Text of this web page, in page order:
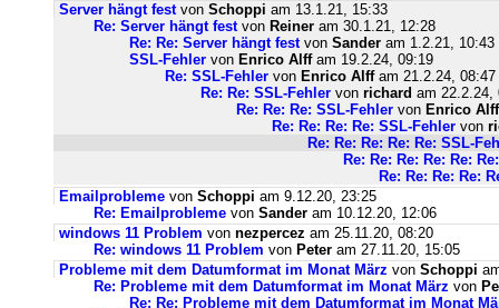
Server hängt festvon Schoppi am 13.1.21, 15:33
Re: Server hängt festvon Reiner am 30.1.21, 12:28
Re: Re: Server hängt festvon Sander am 1.2.21, 10:43
SSL-Fehler von Enrico Alffam 19.2.24, 09:19
Re: SSL-Fehler von Enrico Alffam 21.2.24, 08:47
Re: Re: SSL-Fehler von richard am 22.2.24,
Re: Re: Re: SSL-Fehler von Enrico Alff
Re: Re: Re: Re: SSL-Fehler von
Re: Re: Re: Re: Re: SSL-
Re: Re: Re: Re: Re:
Re: Re: Re: Re:
Emailprobleme von Schoppi am 9.12.20, 23:25
Re: Emailprobleme von Sander am 10.12.20, 12:06
windows 11 Problem von nezpercez am 25.11.20, 08:20
Re: windows 11 Problem von Peter am 27.11.20, 15:05
Probleme mit dem Datumformat im Monat März von Schoppi
Re: Probleme mit dem Datumformat im Monat März von
Re: Re: Probleme mit dem Datumformat im Monat